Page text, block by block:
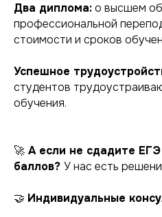
Два диплома:о высшем
профессиональной
стоимости и сроков
Успешное
студентов
обучения.
🚀 А если не сдадите
баллов? У нас есть
🤝 Индивидуальные